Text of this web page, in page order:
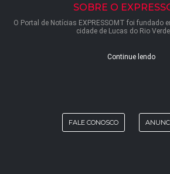
SOBRE O
O Portal de Notícias EXPRESSOMT foi fundado
cidade de Lucas do Rio
Continue lendo
FALE CONOSCO